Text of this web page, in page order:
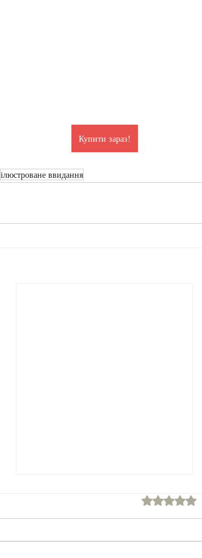
Купити зараз!
ілюстроване ввидання
Оцінка: 0 з